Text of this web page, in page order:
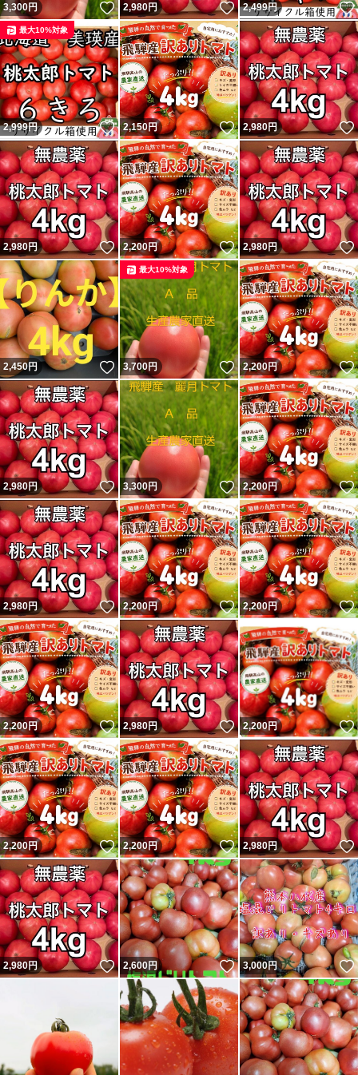
3,300円 いいね！
2,980円 いいね！
2,499円
2,999円 いいね！
最大10%対象
2,150円 いいね！
2,980円
2,980円 いいね！
2,200円 いいね！
2,980円
2,450円 いいね！
3,700円 いいね！
最大10%対象
2,200円
2,980円 いいね！
3,300円 いいね！
2,200円
2,980円 いいね！
2,200円 いいね！
2,200円
2,200円 いいね！
2,980円 いいね！
2,200円
2,200円 いいね！
2,200円 いいね！
2,980円
2,980円 いいね！
2,600円 いいね！
3,000円